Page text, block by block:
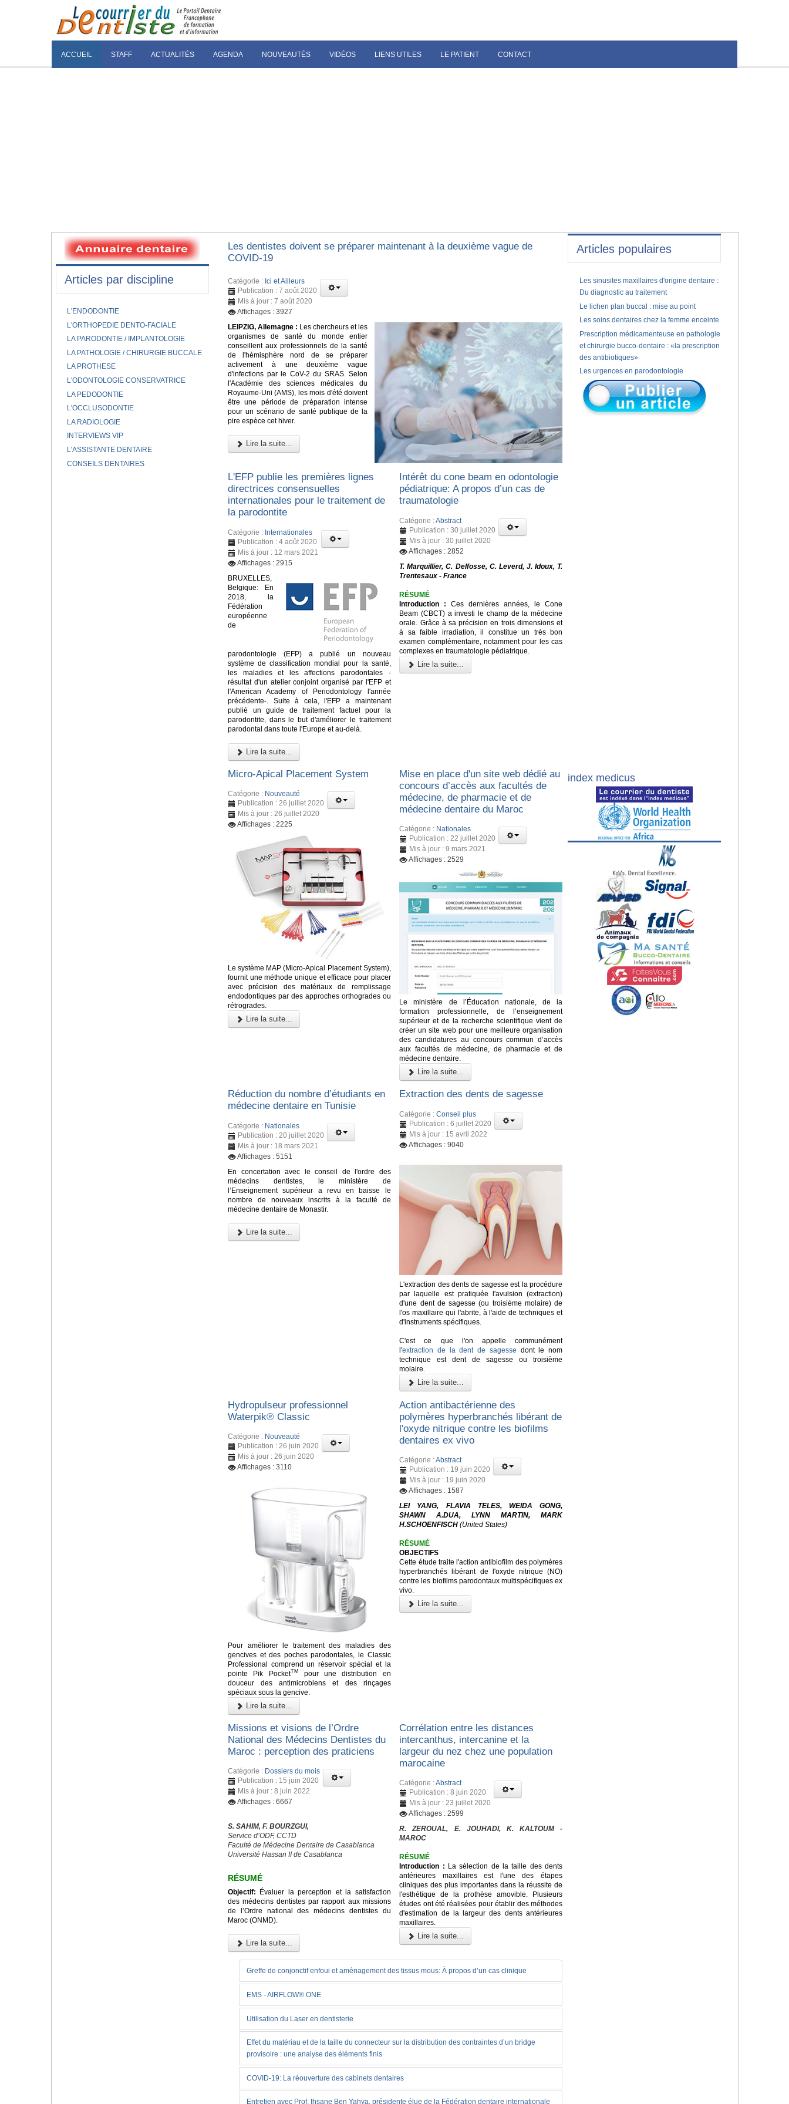
ACCUEIL STAFF ACTUALITÉS AGENDA NOUVEAUTÉS VIDÉOS LIENS UTILES LE PATIENT CONTACT
Les dentistes doivent se préparer maintenant à la deuxième vague de
COVID-19
Catégorie : Ici et Ailleurs
Publication : 7 août 2020
Mis à jour : 7 août 2020
Affichages : 3927
LEIPZIG, Allemagne : Les chercheurs et les
organismes de santé du monde entier
conseillent aux professionnels de la santé
de l'hémisphère nord de se préparer
activement à une deuxième vague
d'infections par le CoV-2 du SRAS. Selon
l'Académie des sciences médicales du
Royaume-Uni (AMS), les mois d'été doivent
être une période de préparation intense
pour un scénario de santé publique de la
pire espèce cet hiver.
Lire la suite...
L'EFP publie les premières lignes
directrices consensuelles
internationales pour le traitement de
la parodontite
Catégorie : Internationales
Publication : 4 août 2020
Mis à jour : 12 mars 2021
Affichages : 2915
BRUXELLES,
Belgique: En
2018, la
Fédération
européenne
de
parodontologie (EFP) a publié un nouveau
système de classification mondial pour la santé,
les maladies et les affections parodontales -
résultat d'un atelier conjoint organisé par l'EFP et
l'American Academy of Periodontology l'année
précédente-. Suite à cela, l'EFP a maintenant
publié un guide de traitement factuel pour la
parodontite, dans le but d'améliorer le traitement
parodontal dans toute l'Europe et au-delà.
Lire la suite...
Intérêt du cone beam en odontologie
pédiatrique: A propos d’un cas de
traumatologie
Catégorie :Abstract
Publication : 30 juillet 2020
Mis à jour : 30 juillet 2020
Affichages : 2852
T. Marquillier, C. Delfosse, C. Leverd, J. Idoux, T.
Trentesaux - France
RÉSUMÉ
Introduction : Ces dernières années, le Cone
Beam (CBCT) a investi le champ de la médecine
orale. Grâce à sa précision en trois dimensions et
à sa faible irradiation, il constitue un très bon
examen complémentaire, notamment pour les cas
complexes en traumatologie pédiatrique.
Lire la suite...
Micro-Apical Placement System
Catégorie : Nouveauté
Publication : 26 juillet 2020
Mis à jour : 26 juillet 2020
Affichages : 2225
Le système MAP (Micro-Apical Placement System),
fournit une méthode unique et efficace pour placer
avec précision des matériaux de remplissage
endodontiques par des approches orthogrades ou
rétrogrades.
Lire la suite...
Mise en place d'un site web dédié au
concours d’accès aux facultés de
médecine, de pharmacie et de
médecine dentaire du Maroc
Catégorie : Nationales
Publication : 22 juillet 2020
Mis à jour : 9 mars 2021
Affichages : 2529
Le ministère de l’Éducation nationale, de la
formation professionnelle, de l’enseignement
supérieur et de la recherche scientifique vient de
créer un site web pour une meilleure organisation
des candidatures au concours commun d’accès
aux facultés de médecine, de pharmacie et de
médecine dentaire.
Lire la suite...
Réduction du nombre d’étudiants en
médecine dentaire en Tunisie
Catégorie : Nationales
Publication : 20 juillet 2020
Mis à jour : 18 mars 2021
Affichages : 5151
En concertation avec le conseil de l'ordre des
médecins dentistes, le ministère de
l’Enseignement supérieur a revu en baisse le
nombre de nouveaux inscrits à la faculté de
médecine dentaire de Monastir.
Lire la suite...
Extraction des dents de sagesse
Catégorie :Conseil plus
Publication : 6 juillet 2020
Mis à jour : 15 avril 2022
Affichages : 9040
L'extraction des dents de sagesse est la procédure
par laquelle est pratiquée l'avulsion (extraction)
d'une dent de sagesse (ou troisième molaire) de
l'os maxillaire qui l'abrite, à l'aide de techniques et
d'instruments spécifiques.
C'est ce que l'on appelle communément
l'extraction de la dent de sagesse dont le nom
technique est dent de sagesse ou troisième
molaire.
Lire la suite...
Hydropulseur professionnel
Waterpik® Classic
Catégorie : Nouveauté
Publication : 26 juin 2020
Mis à jour : 26 juin 2020
Affichages : 3110
Pour améliorer le traitement des maladies des
gencives et des poches parodontales, le Classic
Professional comprend un réservoir spécial et la
pointe Pik PocketTM
pour une distribution en
douceur des antimicrobiens et des rinçages
spéciaux sous la gencive.
Lire la suite...
Action antibactérienne des
polymères hyperbranchés libérant de
l'oxyde nitrique contre les biofilms
dentaires ex vivo
Catégorie :Abstract
Publication : 19 juin 2020
Mis à jour : 19 juin 2020
Affichages : 1587
LEI YANG, FLAVIA TELES, WEIDA GONG,
SHAWN A.DUA, LYNN MARTIN, MARK
H.SCHOENFISCH (United States)
RÉSUMÉ
OBJECTIFS
Cette étude traite l'action antibiofilm des polymères
hyperbranchés libérant de l'oxyde nitrique (NO)
contre les biofilms parodontaux multispécifiques ex
vivo.
Lire la suite...
Missions et visions de l’Ordre
National des Médecins Dentistes du
Maroc : perception des praticiens
Catégorie : Dossiers du mois
Publication : 15 juin 2020
Mis à jour : 8 juin 2022
Affichages : 6667
S. SAHIM, F. BOURZGUI,
Service d’ODF, CCTD
Faculté de Médecine Dentaire de Casablanca
Université Hassan II de Casablanca
RÉSUMÉ
Objectif: Évaluer la perception et la satisfaction
des médecins dentistes par rapport aux missions
de l’Ordre national des médecins dentistes du
Maroc (ONMD).
Lire la suite...
Corrélation entre les distances
intercanthus, intercanine et la
largeur du nez chez une population
marocaine
Catégorie :Abstract
Publication : 8 juin 2020
Mis à jour : 23 juillet 2020
Affichages : 2599
R. ZEROUAL, E. JOUHADI, K. KALTOUM -
MAROC
RÉSUMÉ
Introduction : La sélection de la taille des dents
antérieures maxillaires est l'une des étapes
cliniques des plus importantes dans la réussite de
l'esthétique de la prothèse amovible. Plusieurs
études ont été réalisées pour établir des méthodes
d'estimation de la largeur des dents antérieures
maxillaires.
Lire la suite...
Greffe de conjonctif enfoui et aménagement des tissus mous: À propos d’un cas clinique
EMS - AIRFLOW® ONE
Utilisation du Laser en dentisterie
Effet du matériau et de la taille du connecteur sur la distribution des contraintes d’un bridge
provisoire : une analyse des éléments finis
COVID-19: La réouverture des cabinets dentaires
Entretien avec Prof. Ihsane Ben Yahya, présidente élue de la Fédération dentaire internationale
Articles par discipline
L'ENDODONTIE
L'ORTHOPEDIE DENTO-FACIALE
LA PARODONTIE / IMPLANTOLOGIE
LA PATHOLOGIE / CHIRURGIE BUCCALE
LA PROTHESE
L'ODONTOLOGIE CONSERVATRICE
LA PEDODONTIE
L'OCCLUSODONTIE
LA RADIOLOGIE
INTERVIEWS VIP
L'ASSISTANTE DENTAIRE
CONSEILS DENTAIRES
Articles populaires
Les sinusites maxillaires d'origine dentaire :
Du diagnostic au traitement
Le lichen plan buccal : mise au point
Les soins dentaires chez la femme enceinte
Prescription médicamenteuse en pathologie
et chirurgie bucco-dentaire : «la prescription
des antibiotiques»
Les urgences en parodontologie
index medicus